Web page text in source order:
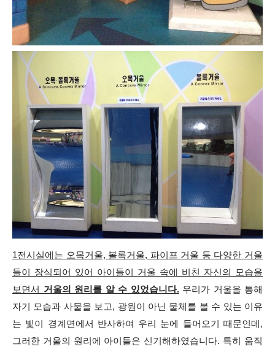
1전시실에는 오목거울, 볼록거울, 파이프 거울 등 다양한 거울
들이 장식되어 있어 아이들이 거울 속에 비친 자신의 모습을
보면서 거울의 원리를 알 수 있었습니다.우리가 거울을 통해
자기 모습과 사물을 보고, 광원이 아닌 물체를 볼 수 있는 이유
는 빛이 경계면에서 반사하여 우리 눈에 들어오기 때문인데,
그러한 거울의 원리에 아이들은 신기해하였습니다. 특히 움직